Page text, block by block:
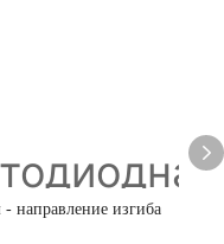
направление изгиба